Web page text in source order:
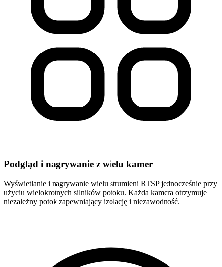
Podgląd i nagrywanie z wielu kamer
Wyświetlanie i nagrywanie wielu strumieni RTSP jednocześnie przy
użyciu wielokrotnych silników potoku. Każda kamera otrzymuje
niezależny potok zapewniający izolację i niezawodność.